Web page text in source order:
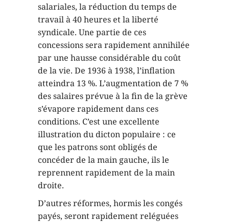
salariales, la réduction du temps de
travail à 40 heures et la liberté
syndicale. Une partie de ces
concessions sera rapidement annihilée
par une hausse considérable du coût
de la vie. De 1936 à 1938, l’inflation
atteindra 13 %. L’augmentation de 7 %
des salaires prévue à la fin de la grève
s’évapore rapidement dans ces
conditions. C’est une excellente
illustration du dicton populaire : ce
que les patrons sont obligés de
concéder de la main gauche, ils le
reprennent rapidement de la main
droite.
D’autres réformes, hormis les congés
payés, seront rapidement reléguées